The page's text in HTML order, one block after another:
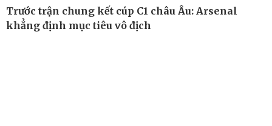
Trước trận chung kết cúp C1 châu Âu: Arsenal
khẳng định mục tiêu vô địch